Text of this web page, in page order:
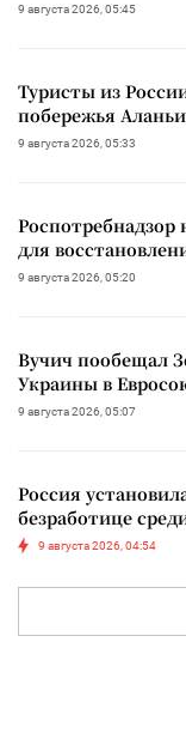
9 августа 2026, 05:45
Туристы из
побережья Аланьи
9 августа 2026, 05:33
для
9 августа 2026, 05:20
Вучич пообещал
Украины в
9 августа 2026, 05:07
Россия
безработице
9 августа 2026, 04:54